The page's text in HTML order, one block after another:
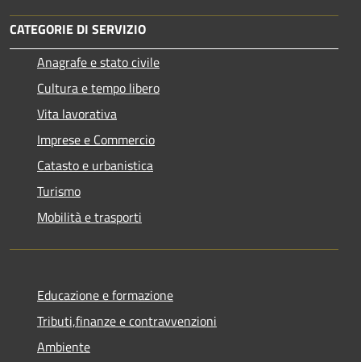
CATEGORIE DI SERVIZIO
Anagrafe e stato civile
Cultura e tempo libero
Vita lavorativa
Imprese e Commercio
Catasto e urbanistica
Turismo
Mobilità e trasporti
Educazione e formazione
Tributi,finanze e contravvenzioni
Ambiente